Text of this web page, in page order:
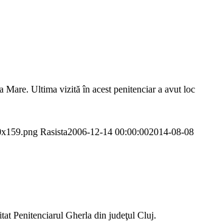
Ultima vizită în acest penitenciar a avut loc
Rasista2006-12-14 00:00:002014-08-08
Penitenciarul Gherla din judeţul Cluj.